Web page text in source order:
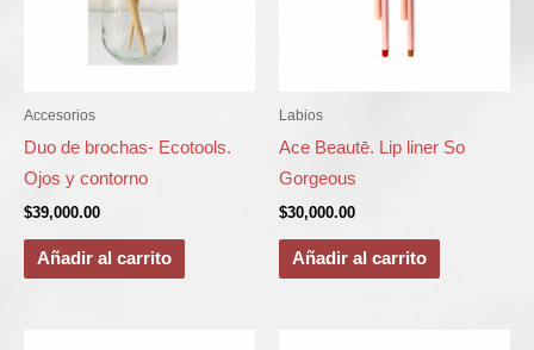
Accesorios
Duo de brochas- Ecotools.
Ojos y contorno
$39,000.00
Añadir al carrito
Labios
Ace Beautē. Lip liner So
Gorgeous
$30,000.00
Añadir al carrito